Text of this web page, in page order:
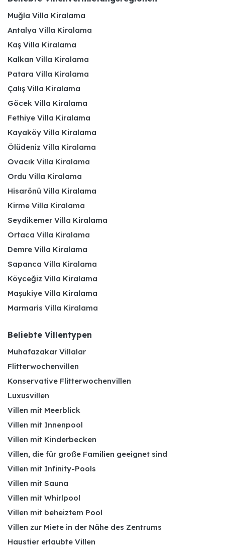
Muğla Villa Kiralama
Antalya Villa Kiralama
Kaş Villa Kiralama
Kalkan Villa Kiralama
Patara Villa Kiralama
Çalış Villa Kiralama
Göcek Villa Kiralama
Fethiye Villa Kiralama
Kayaköy Villa Kiralama
Ölüdeniz Villa Kiralama
Ovacık Villa Kiralama
Ordu Villa Kiralama
Hisarönü Villa Kiralama
Kirme Villa Kiralama
Seydikemer Villa Kiralama
Ortaca Villa Kiralama
Demre Villa Kiralama
Sapanca Villa Kiralama
Köyceğiz Villa Kiralama
Maşukiye Villa Kiralama
Marmaris Villa Kiralama
Beliebte Villentypen
Muhafazakar Villalar
Flitterwochenvillen
Konservative Flitterwochenvillen
Luxusvillen
Villen mit Meerblick
Villen mit Innenpool
Villen mit Kinderbecken
Villen, die für große Familien geeignet sind
Villen mit Infinity-Pools
Villen mit Sauna
Villen mit Whirlpool
Villen mit beheiztem Pool
Villen zur Miete in der Nähe des Zentrums
Haustier erlaubte Villen